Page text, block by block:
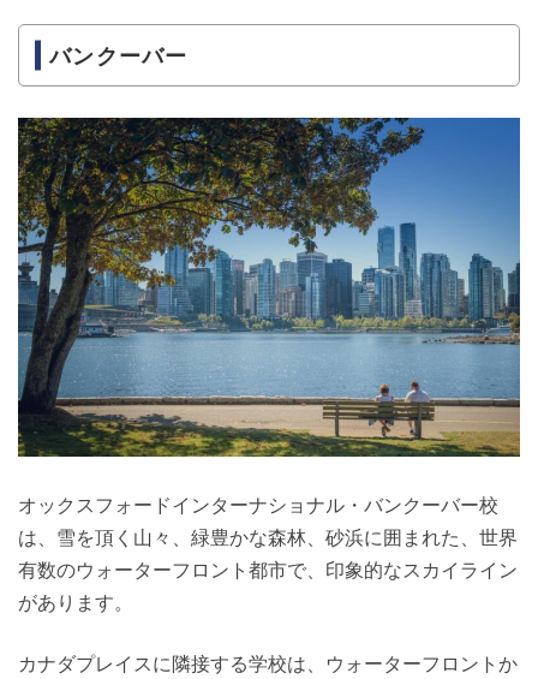
バンクーバー
オックスフォードインターナショナル・バンクーバー校
は、雪を頂く山々、緑豊かな森林、砂浜に囲まれた、世界
有数のウォーターフロント都市で、印象的なスカイライン
があります。
カナダプレイスに隣接する学校は、ウォーターフロントか